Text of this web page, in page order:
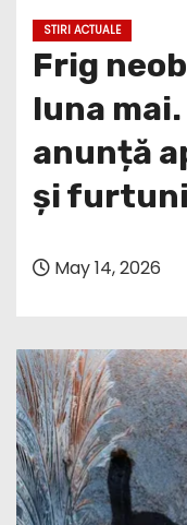
STIRI ACTUALE
Frig
luna
anunță
și furtuni
May 14, 2026